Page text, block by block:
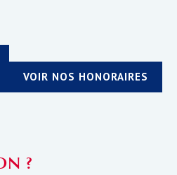
VOIR NOS HONORAIRES
?